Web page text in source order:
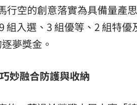
空的創意落實為具備量產
入選、3 組優等、2 組特優
夢獎金。
妙融合防護與收納